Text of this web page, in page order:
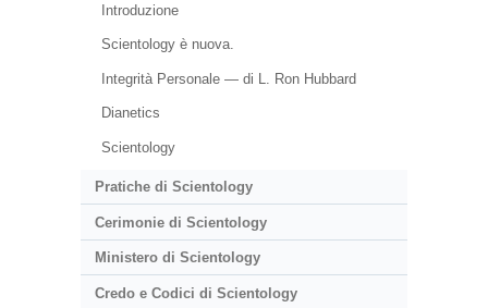
Introduzione
Scientology è nuova.
Integrità Personale — di L. Ron Hubbard
Dianetics
Scientology
Pratiche di Scientology
Cerimonie di Scientology
Ministero di Scientology
Credo e Codici di Scientology